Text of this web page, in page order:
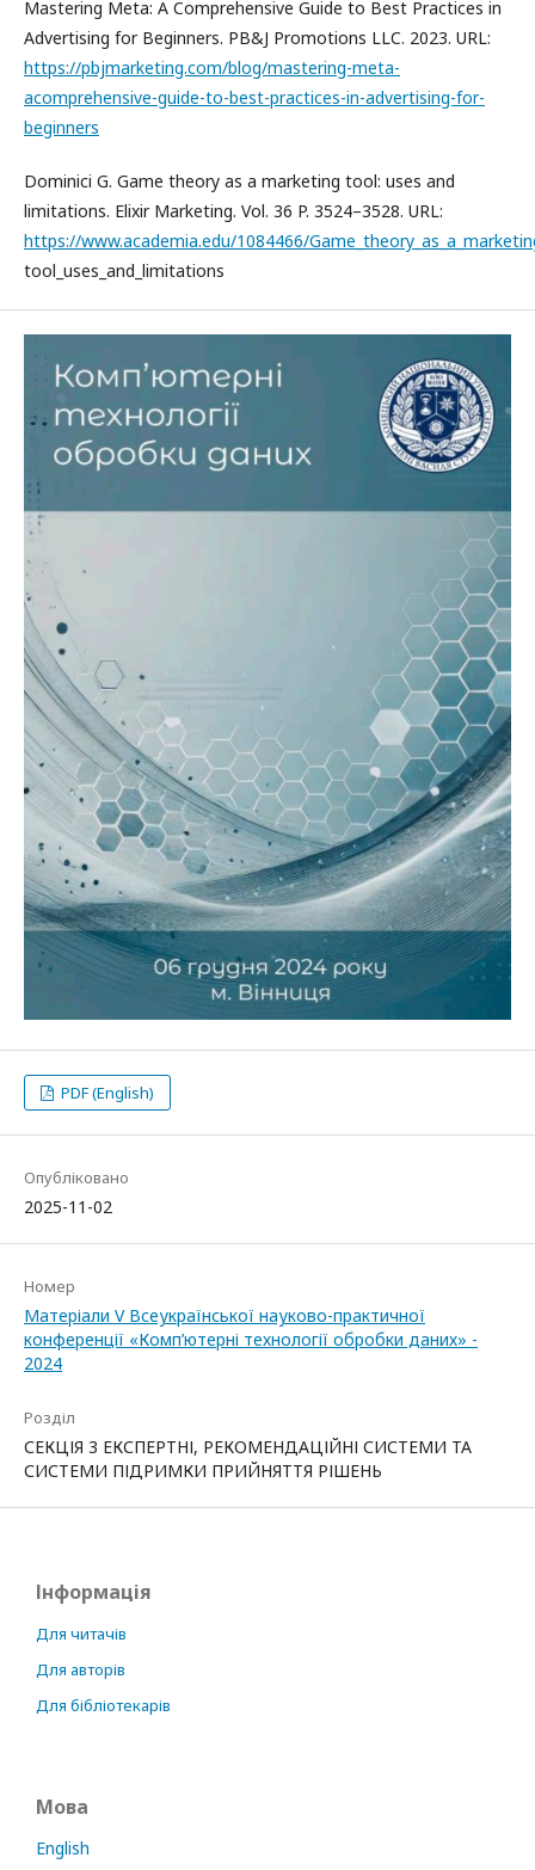
Mastering Meta: A Comprehensive Guide to Best Practices in
Advertising for Beginners. PB&J Promotions LLC. 2023. URL:
https://pbjmarketing.com/blog/mastering-meta-
acomprehensive-guide-to-best-practices-in-advertising-for-
beginners
Dominici G. Game theory as a marketing tool: uses and
limitations. Elixir Marketing. Vol. 36 P. 3524–3528. URL:
https://www.academia.edu/1084466/
tool_uses_and_limitations
PDF (English)
Опубліковано
2025-11-02
Номер
Матеріали V Всеукраїнської науково-практичної
конференції «Комп’ютерні технології обробки даних» -
2024
Розділ
СЕКЦІЯ 3 ЕКСПЕРТНІ, РЕКОМЕНДАЦІЙНІ СИСТЕМИ ТА
СИСТЕМИ ПІДРИМКИ ПРИЙНЯТТЯ РІШЕНЬ
Інформація
Для читачів
Для авторів
Для бібліотекарів
Мова
English